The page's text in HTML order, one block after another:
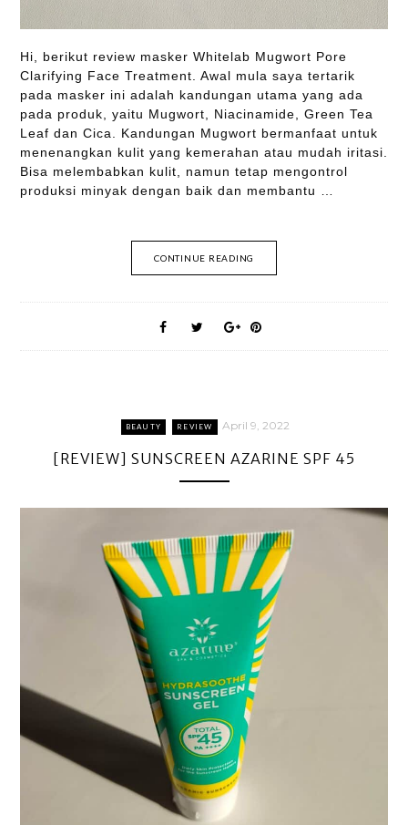
Hi, berikut review masker Whitelab Mugwort Pore
Clarifying Face Treatment. Awal mula saya tertarik
pada masker ini adalah kandungan utama yang ada
pada produk, yaitu Mugwort, Niacinamide, Green Tea
Leaf dan Cica. Kandungan Mugwort bermanfaat untuk
menenangkan kulit yang kemerahan atau mudah iritasi.
Bisa melembabkan kulit, namun tetap mengontrol
produksi minyak dengan baik dan membantu …
CONTINUE READING
BEAUTY REVIEW April 9, 2022
[REVIEW] SUNSCREEN AZARINE SPF 45